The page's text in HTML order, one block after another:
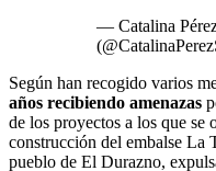
— Catalina
Según han recogido varios
años recibiendo amenazas
de los proyectos a los que se
construcción del embalse La
pueblo de El Durazno,